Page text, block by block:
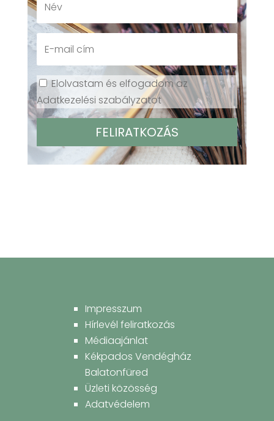
Elolvastam és elfogadom az
Adatkezelési szabályzatot
Impresszum
Hírlevél feliratkozás
Médiaajánlat
Kékpados Vendégház
Balatonfüred
Üzleti közösség
Adatvédelem